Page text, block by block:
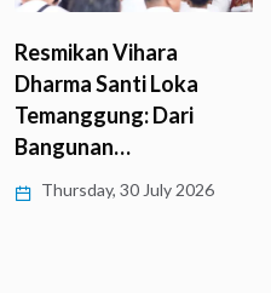
Resmikan Vihara
Dharma Santi Loka
Temanggung: Dari
Bangunan…
Thursday, 30 July 2026